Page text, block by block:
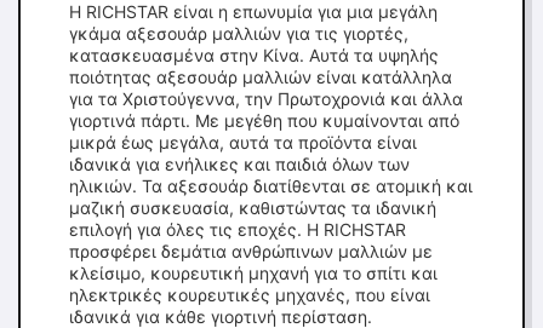
Η RICHSTAR είναι η επωνυμία για μια μεγάλη
γκάμα αξεσουάρ μαλλιών για τις γιορτές,
κατασκευασμένα στην Κίνα. Αυτά τα υψηλής
ποιότητας αξεσουάρ μαλλιών είναι κατάλληλα
για τα Χριστούγεννα, την Πρωτοχρονιά και άλλα
γιορτινά πάρτι. Με μεγέθη που κυμαίνονται από
μικρά έως μεγάλα, αυτά τα προϊόντα είναι
ιδανικά για ενήλικες και παιδιά όλων των
ηλικιών. Τα αξεσουάρ διατίθενται σε ατομική και
μαζική συσκευασία, καθιστώντας τα ιδανική
επιλογή για όλες τις εποχές. Η RICHSTAR
προσφέρει δεμάτια ανθρώπινων μαλλιών με
κλείσιμο, κουρευτική μηχανή για το σπίτι και
ηλεκτρικές κουρευτικές μηχανές, που είναι
ιδανικά για κάθε γιορτινή περίσταση.